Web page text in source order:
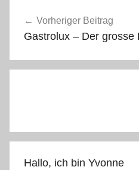
Vorheriger Beitrag
Gastrolux – Der grosse
Hallo, ich bin Yvonne